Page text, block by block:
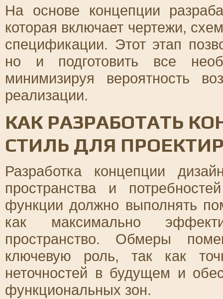
На основе концепции
которая включает чертежи,
спецификации. Этот этап
но и подготовить все
минимизируя вероятность
реализации.
КАК РАЗРАБОТАТЬ
СТИЛЬ ДЛЯ
Разработка концепции
пространства и
функции должно выполнять
как максимально
пространство. Обмеры
ключевую роль, так как
неточностей в будущем и
функциональных зон.